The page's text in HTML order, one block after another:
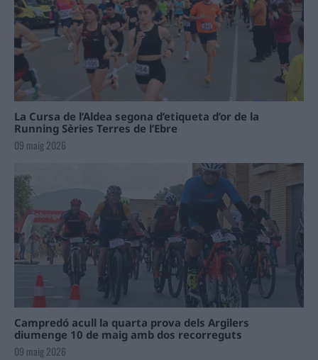
La Cursa de l’Aldea segona d’etiqueta d’or de la
Running Sèries Terres de l’Ebre
09 maig 2026
Campredó acull la quarta prova dels Argilers
diumenge 10 de maig amb dos recorreguts
09 maig 2026